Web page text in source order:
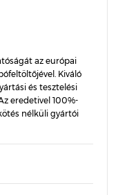
az európai
Kiváló
és tesztelési
eredetivel 100%-
nélküli gyártói